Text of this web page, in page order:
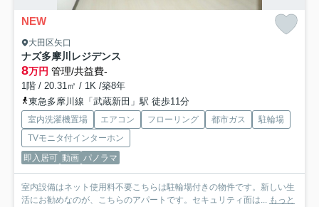
NEW
大田区矢口
ナズ多摩川レジデンス
8万円 管理/共益費-
1階 / 20.31㎡ / 1K /築8年
東急多摩川線「武蔵新田」駅 徒歩11分
室内洗濯機置場 エアコン フローリング 都市ガス
駐輪場
TVモニタ付インターホン
即入居可 動画 パノラマ
室内設備はネット使用料不要こちらは駐輪場付きの物件です。新しい生
活にお勧めなのが、こちらのアパートです。セキュリティ面は... もっと